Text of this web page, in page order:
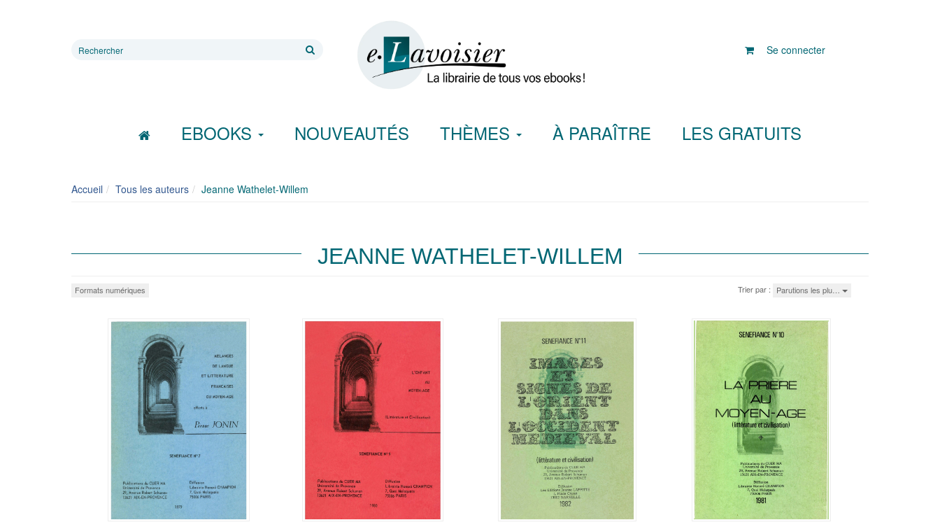
Rechercher
Se connecter
EBOOKS NOUVEAUTÉS THÈMES À PARAÎTRE LES GRATUITS
Accueil Tous les auteurs Jeanne Wathelet-Willem
JEANNE WATHELET-WILLEM
Formats numériques Trier par : Parutions les plu…